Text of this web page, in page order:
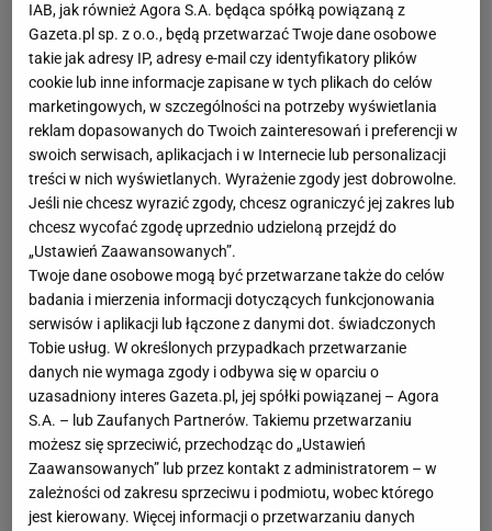
IAB, jak również Agora S.A. będąca spółką powiązaną z
Gazeta.pl sp. z o.o., będą przetwarzać Twoje dane osobowe
takie jak adresy IP, adresy e-mail czy identyfikatory plików
cookie lub inne informacje zapisane w tych plikach do celów
marketingowych, w szczególności na potrzeby wyświetlania
reklam dopasowanych do Twoich zainteresowań i preferencji w
swoich serwisach, aplikacjach i w Internecie lub personalizacji
treści w nich wyświetlanych. Wyrażenie zgody jest dobrowolne.
Jeśli nie chcesz wyrazić zgody, chcesz ograniczyć jej zakres lub
chcesz wycofać zgodę uprzednio udzieloną przejdź do
„Ustawień Zaawansowanych”.
Twoje dane osobowe mogą być przetwarzane także do celów
badania i mierzenia informacji dotyczących funkcjonowania
serwisów i aplikacji lub łączone z danymi dot. świadczonych
Tobie usług. W określonych przypadkach przetwarzanie
danych nie wymaga zgody i odbywa się w oparciu o
uzasadniony interes Gazeta.pl, jej spółki powiązanej – Agora
S.A. – lub Zaufanych Partnerów. Takiemu przetwarzaniu
możesz się sprzeciwić, przechodząc do „Ustawień
Zaawansowanych” lub przez kontakt z administratorem – w
zależności od zakresu sprzeciwu i podmiotu, wobec którego
jest kierowany. Więcej informacji o przetwarzaniu danych